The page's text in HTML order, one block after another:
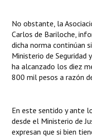
No obstante, la
Carlos de Bariloche,
dicha norma continúan
Ministerio de Seguridad
ha alcanzado los diez
800 mil pesos a razón
En este sentido y ante
desde el Ministerio de
expresan que si bien